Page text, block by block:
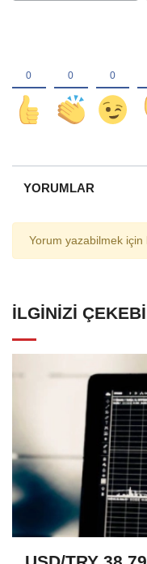
YORUMLAR
Yorum yazabilmek için
İLGINIZI